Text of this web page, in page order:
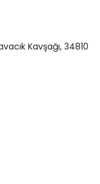
Kavşağı, 34810